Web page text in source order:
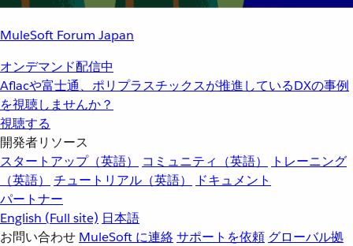
MuleSoft Forum Japan
オンデマンド配信中
Aflacや富士通、ポリプラスチックスが推進しているDXの事例
を視聴しませんか？
視聴する
開発者リソース
スタートアップ（英語）
コミュニティ（英語）
トレーニング
（英語）
チュートリアル（英語）
ドキュメント
パートナー
English (Full site) 日本語
お問い合わせ MuleSoft に連絡サポートを依頼 グローバル拠